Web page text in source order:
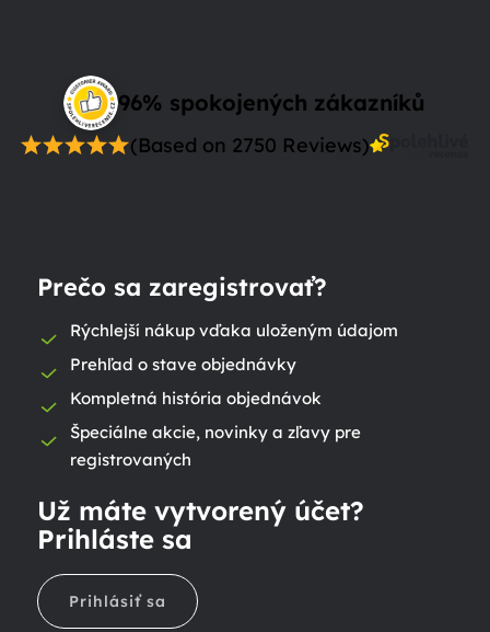
96% spokojených zákazníků
(Based on 2750 Reviews)
Prečo sa zaregistrovať?
Rýchlejší nákup vďaka uloženým údajom
Prehľad o stave objednávky
Kompletná história objednávok
Špeciálne akcie, novinky a zľavy pre
registrovaných
Už máte vytvorený účet?
Prihláste sa
Prihlásiť sa